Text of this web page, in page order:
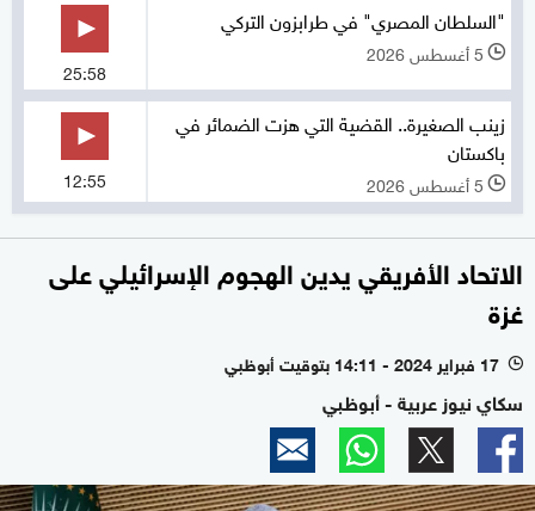
"السلطان المصري" في طرابزون التركي
l 5 أغسطس 2026
25:58
زينب الصغيرة.. القضية التي هزت الضمائر في
باكستان
l 5 أغسطس 2026 12:55
الاتحاد الأفريقي يدين الهجوم الإسرائيلي على
غزة
l 17 فبراير 2024 - 14:11 بتوقيت أبوظبي
سكاي نيوز عربية - أبوظبي